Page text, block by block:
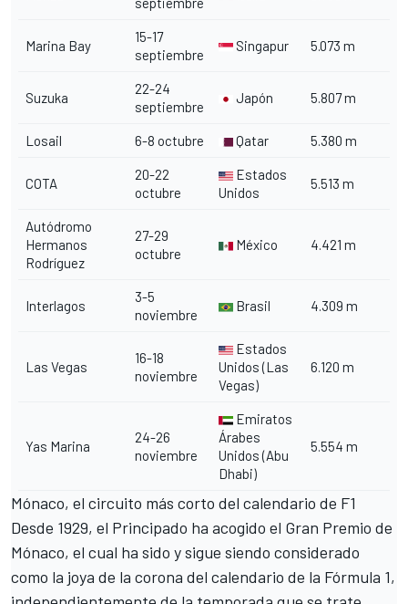
Marina Bay
15-17
septiembre
Singapur 5.073 m
Suzuka
22-24
septiembre
Japón 5.807 m
Losail 6-8 octubre Qatar 5.380 m
COTA
20-22
octubre
Estados
Unidos
5.513 m
Autódromo
Hermanos
Rodríguez
27-29
octubre
México 4.421 m
Interlagos
3-5
noviembre
Brasil 4.309 m
Las Vegas
16-18
noviembre
Estados
Unidos (Las
Vegas)
6.120 m
Yas Marina
24-26
noviembre
Emiratos
Árabes
Unidos (Abu
Dhabi)
5.554 m
Mónaco, el circuito más corto del calendario de F1
Desde 1929, el Principado ha acogido el Gran Premio de
Mónaco, el cual ha sido y sigue siendo considerado
como la joya de la corona del calendario de la Fórmula 1,